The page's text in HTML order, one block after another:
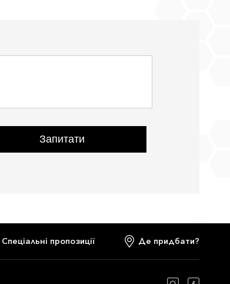
Запитати
Спеціальні пропозиції Де придбати?